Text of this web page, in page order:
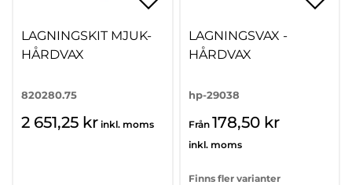
LAGNINGSKIT MJUK-
HÅRDVAX
820280.75
2 651,25 kr inkl. moms
LAGNINGSVAX -
HÅRDVAX
hp-29038
Från 178,50 kr
inkl. moms
Finns fler varianter